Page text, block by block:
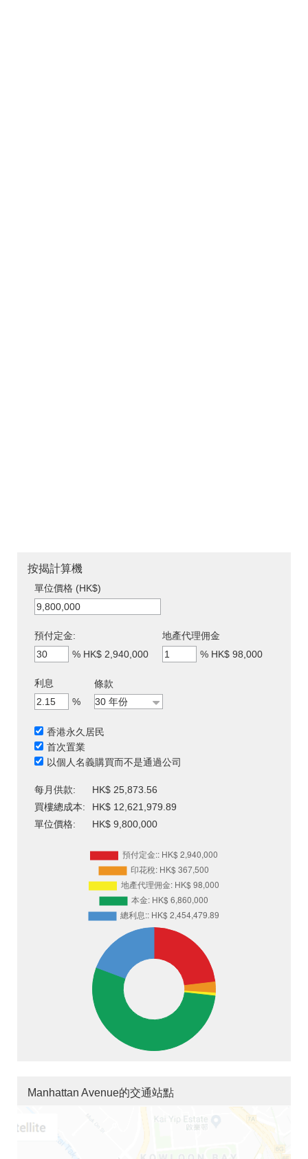
按揭計算機
單位價格 (HK$)
預付定金:
% HK$ 2,940,000
地產代理佣金
% HK$ 98,000
利息
%
條款
香港永久居民
首次置業
以個人名義購買而不是通過公司
每月供款:
HK$ 25,873.56
買樓總成本:
HK$ 12,621,979.89
單位價格:
HK$ 9,800,000
Manhattan Avenue的交通站點